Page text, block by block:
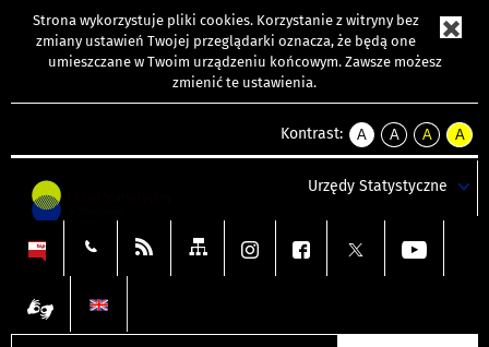
Strona wykorzystuje pliki cookies. Korzystanie z witryny bez
zmiany ustawień Twojej przeglądarki oznacza, że będą one
umieszczane w Twoim urządzeniu końcowym. Zawsze możesz
zmienić te ustawienia.
Kontrast:
A
kontrast
A
kontrast
tekst
czarnym
A
kontrast
tekst
czarnym
A
tekst
żółtym
Urzędy Statystyczne